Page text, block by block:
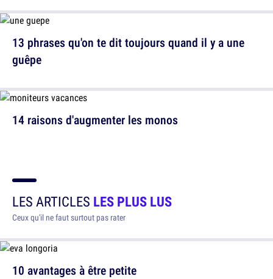
13 phrases qu'on te dit toujours quand il y a une
guêpe
14 raisons d'augmenter les monos
LES ARTICLES LES PLUS LUS
Ceux qu'il ne faut surtout pas rater
10 avantages à être petite